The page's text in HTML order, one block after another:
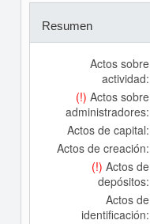
Resumen
Actos sobre
actividad:
(!) Actos sobre
administradores:
Actos de capital:
Actos de creación:
(!) Actos de
depósitos:
Actos de
identificación: